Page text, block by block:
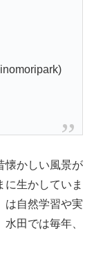
懐かしい風景が
に生かしていま
は自然学習や実
田では毎年、